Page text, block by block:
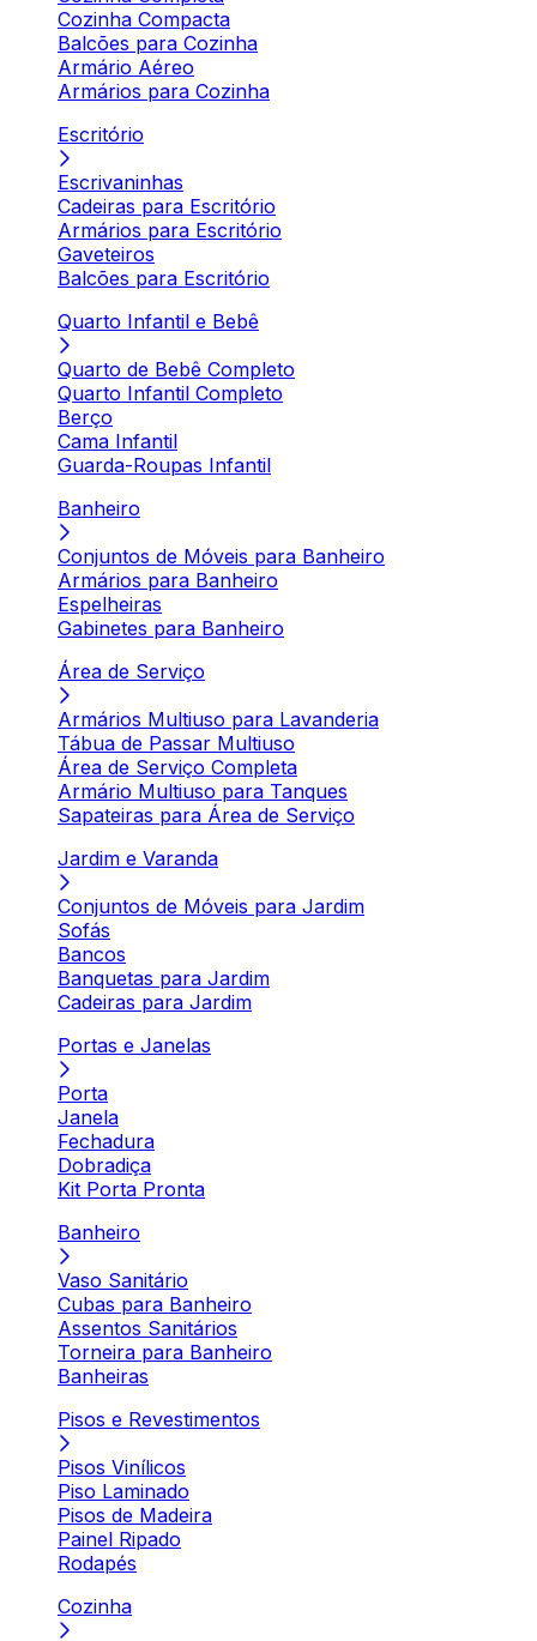
Cozinha Compacta
Balcões para Cozinha
Armário Aéreo
Armários para Cozinha
Escritório
Escrivaninhas
Cadeiras para Escritório
Armários para Escritório
Gaveteiros
Balcões para Escritório
Quarto Infantil e Bebê
Quarto de Bebê Completo
Quarto Infantil Completo
Berço
Cama Infantil
Guarda-Roupas Infantil
Banheiro
Conjuntos de Móveis para Banheiro
Armários para Banheiro
Espelheiras
Gabinetes para Banheiro
Área de Serviço
Armários Multiuso para Lavanderia
Tábua de Passar Multiuso
Área de Serviço Completa
Armário Multiuso para Tanques
Sapateiras para Área de Serviço
Jardim e Varanda
Conjuntos de Móveis para Jardim
Sofás
Bancos
Banquetas para Jardim
Cadeiras para Jardim
Portas e Janelas
Porta
Janela
Fechadura
Dobradiça
Kit Porta Pronta
Banheiro
Vaso Sanitário
Cubas para Banheiro
Assentos Sanitários
Torneira para Banheiro
Banheiras
Pisos e Revestimentos
Pisos Vinílicos
Piso Laminado
Pisos de Madeira
Painel Ripado
Rodapés
Cozinha